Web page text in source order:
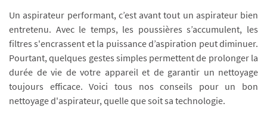
Un aspirateur performant, c’est avant tout un aspirateur bien
entretenu. Avec le temps, les poussières s’accumulent, les
filtres s'encrassent et la puissance d’aspiration peut diminuer.
Pourtant, quelques gestes simples permettent de prolonger la
durée de vie de votre appareil et de garantir un nettoyage
toujours efficace. Voici tous nos conseils pour un bon
nettoyage d'aspirateur, quelle que soit sa technologie.